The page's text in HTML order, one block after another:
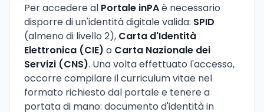
Per accedere al Portale inPAè necessario
disporre di un'identità digitale valida: SPID
(almeno di livello 2), Carta d'Identità
Elettronica (CIE) o Carta Nazionale dei
Servizi (CNS). Una volta effettuato l'accesso,
occorre compilare il curriculum vitae nel
formato richiesto dal portale e tenere a
portata di mano: documento d'identità in